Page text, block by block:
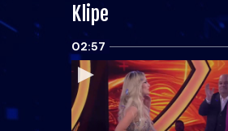
Klipe
02:57